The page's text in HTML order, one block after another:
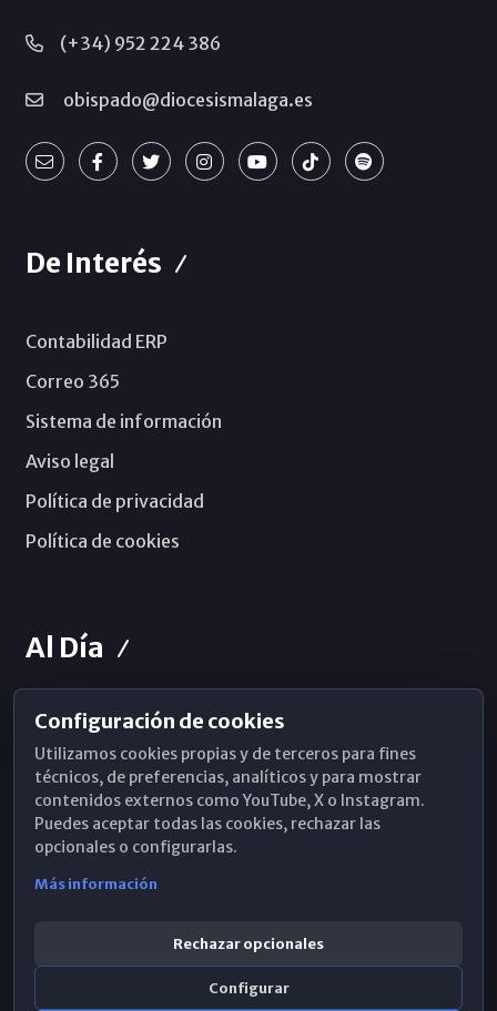
(+34) 952 224 386
obispado@diocesismalaga.es
De Interés
Contabilidad ERP
Correo 365
Sistema de información
Aviso legal
Política de privacidad
Política de cookies
Al Día
Horarios de Misa
Hemeroteca
WhatsApp
Configuración de cookies
Utilizamos cookies propias y de terceros para fines
técnicos, de preferencias, analíticos y para mostrar
contenidos externos como YouTube, X o Instagram.
Puedes aceptar todas las cookies, rechazar las
opcionales o configurarlas.
Más información
Rechazar opcionales
Configurar